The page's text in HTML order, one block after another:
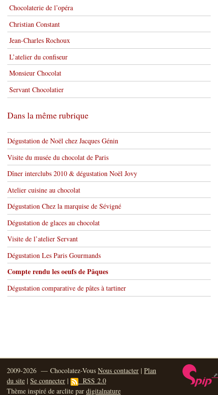
Chocolaterie de l’opéra
Christian Constant
Jean-Charles Rochoux
L’atelier du confiseur
Monsieur Chocolat
Servant Chocolatier
Dans la même rubrique
Dégustation de Noël chez Jacques Génin
Visite du musée du chocolat de Paris
Dîner interclubs 2010 & dégustation Noël Jovy
Atelier cuisine au chocolat
Dégustation Chez la marquise de Sévigné
Dégustation de glaces au chocolat
Visite de l’atelier Servant
Dégustation Les Paris Gourmands
Compte rendu les oeufs de Pâques
Dégustation comparative de pâtes à tartiner
2009-2026 — Chocolatez-Vous Nous contacter | Plan
du site | Se connecter |
RSS 2.0
Thème inspiré de arclite par digitalnature